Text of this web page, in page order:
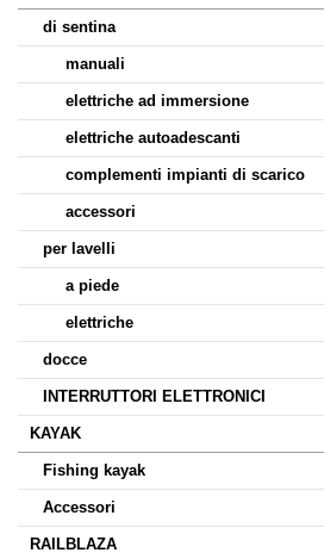
di sentina
manuali
elettriche ad immersione
elettriche autoadescanti
complementi impianti di scarico
accessori
per lavelli
a piede
elettriche
docce
INTERRUTTORI ELETTRONICI
KAYAK
Fishing kayak
Accessori
RAILBLAZA